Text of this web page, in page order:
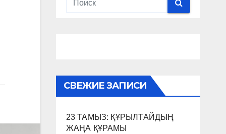
СВЕЖИЕ ЗАПИСИ
23 ТАМЫЗ: ҚҰРЫЛТАЙДЫҢ
ЖАҢА ҚҰРАМЫ